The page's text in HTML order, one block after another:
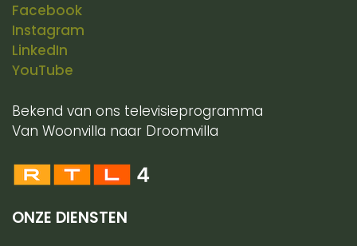
Facebook
Instagram
LinkedIn
YouTube
Bekend van ons televisieprogramma
Van Woonvilla naar Droomvilla
ONZE DIENSTEN